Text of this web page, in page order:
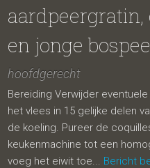
aardpeergratin,
en jonge
hoofdgerecht
Bereiding Verwijder
het vlees in 15 gelijke delen
de koeling. Pureer de
keukenmachine tot een
voeg het eiwit toe... Bericht